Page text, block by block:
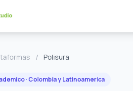
/ Polisura
· Colombia y Latinoamerica